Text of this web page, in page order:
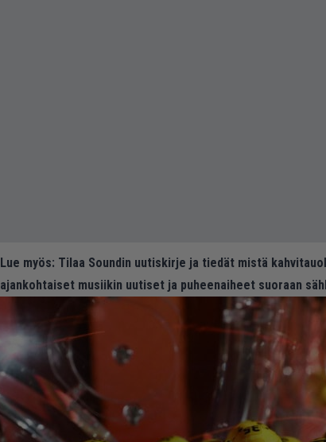
Lue myös: Tilaa Soundin uutiskirje ja tiedät mistä
ajankohtaiset musiikin uutiset ja puheenaiheet suoraan